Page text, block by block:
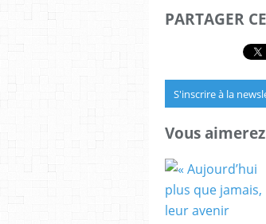
PARTAGER
S'inscrire à la
Vous